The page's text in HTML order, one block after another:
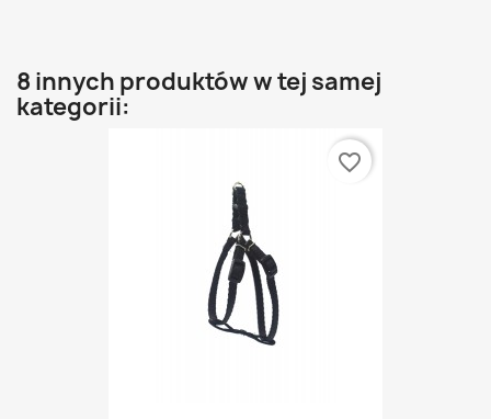
8 innych produktów w tej samej
kategorii:
favorite_border